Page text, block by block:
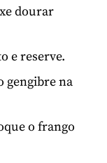
dourar
e reserve.
gengibre na
o frango